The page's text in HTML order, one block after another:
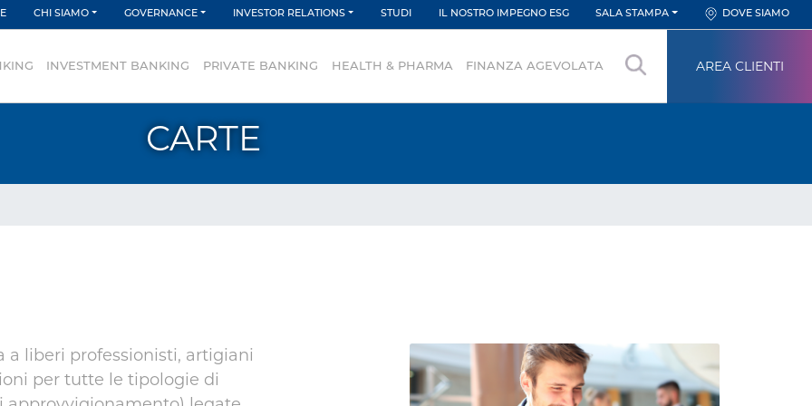
CHI SIAMO GOVERNANCE INVESTOR RELATIONS STUDI IL NOSTRO IMPEGNO ESG SALA STAMPA DOVE SIAMO
AreaAREA CLIENTI
INVESTMENT BANKING PRIVATE BANKING HEALTH & PHARMA FINANZA AGEVOLATA
CARTE
a liberi professionisti, artigiani
per tutte le tipologie di